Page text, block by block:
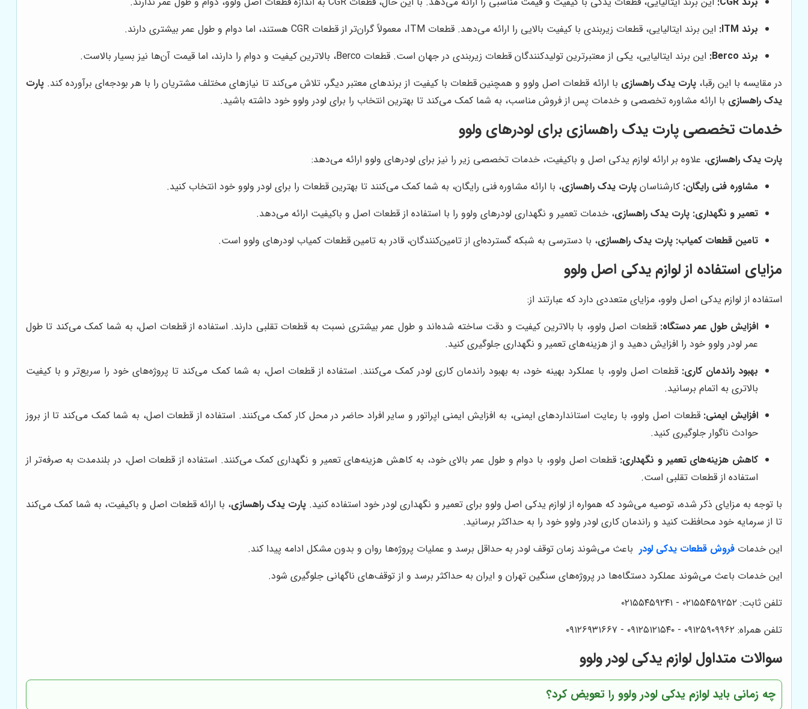
برند ITM:
این برند ایتالیایی، قطعات زیربندی با کیفیت بالایی را ارائه می‌دهد. قطعات ITM، معمولاً گران‌تر از قطعات CGR هستند، اما دوام و طول عمر بیشتری دارند.
برند Berco:
این برند ایتالیایی، یکی از معتبرترین تولیدکنندگان قطعات زیربندی در جهان است. قطعات Berco، بالاترین کیفیت و دوام را دارند، اما قیمت آن‌ها نیز بسیار بالاست.
در مقایسه با این رقبا،پارت یدک راهسازی با ارائه قطعات اصل ولوو و همچنین قطعات با کیفیت از برندهای معتبر دیگر، تلاش می‌کند تا نیازهای مختلف مشتریان را با هر بودجه‌ای برآورده کند.پارت
یدک راهسازی با ارائه مشاوره تخصصی و خدمات پس از فروش مناسب، به شما کمک می‌کند تا بهترین انتخاب را برای لودر ولوو خود داشته باشید.
خدمات تخصصی پارت یدک راهسازی برای لودرهای ولوو
پارت یدک راهسازی، علاوه بر ارائه لوازم یدکی اصل و باکیفیت، خدمات تخصصی زیر را نیز برای لودرهای ولوو ارائه می‌دهد:
مشاوره فنی رایگان: کارشناسان پارت یدک راهسازی، با ارائه مشاوره فنی رایگان، به شما کمک می‌کنند تا بهترین قطعات را برای لودر ولوو خود انتخاب کنید.
تعمیر و نگهداری: پارت یدک راهسازی، خدمات تعمیر و نگهداری لودرهای ولوو را با استفاده از قطعات اصل و باکیفیت ارائه می‌دهد.
تامین قطعات کمیاب: پارت یدک راهسازی، با دسترسی به شبکه گسترده‌ای از تامین‌کنندگان، قادر به تامین قطعات کمیاب لودرهای ولوو است.
مزایای استفاده از لوازم یدکی اصل ولوو
استفاده از لوازم یدکی اصل ولوو، مزایای متعددی دارد که عبارتند از:
افزایش طول عمر دستگاه: قطعات اصل ولوو، با بالاترین کیفیت و دقت ساخته شده‌اند و طول عمر بیشتری نسبت به قطعات تقلبی دارند. استفاده از قطعات اصل، به شما کمک می‌کند تا طول
عمر لودر ولوو خود را افزایش دهید و از هزینه‌های تعمیر و نگهداری جلوگیری کنید.
بهبود راندمان کاری: قطعات اصل ولوو، با عملکرد بهینه خود، به بهبود راندمان کاری لودر کمک می‌کنند. استفاده از قطعات اصل، به شما کمک می‌کند تا پروژه‌های خود را سریع‌تر و با کیفیت
بالاتری به اتمام برسانید.
افزایش ایمنی: قطعات اصل ولوو، با رعایت استانداردهای ایمنی، به افزایش ایمنی اپراتور و سایر افراد حاضر در محل کار کمک می‌کنند. استفاده از قطعات اصل، به شما کمک می‌کند تا از بروز
حوادث ناگوار جلوگیری کنید.
کاهش هزینه‌های تعمیر و نگهداری: قطعات اصل ولوو، با دوام و طول عمر بالای خود، به کاهش هزینه‌های تعمیر و نگهداری کمک می‌کنند. استفاده از قطعات اصل، در بلندمدت به صرفه‌تر از
استفاده از قطعات تقلبی است.
با توجه به مزایای ذکر شده، توصیه می‌شود که همواره از لوازم یدکی اصل ولوو برای تعمیر و نگهداری لودر خود استفاده کنید. پارت یدک راهسازی، با ارائه قطعات اصل و باکیفیت، به شما کمک می‌کند
تا از سرمایه خود محافظت کنید و راندمان کاری لودر ولوو خود را به حداکثر برسانید.
این خدمات فروش قطعات یدکی لودر باعث می‌شوند زمان توقف لودر به حداقل برسد و عملیات پروژه‌ها روان و بدون مشکل ادامه پیدا کند.
این خدمات باعث می‌شوند عملکرد دستگاه‌ها در پروژه‌های سنگین تهران و ایران به حداکثر برسد و از توقف‌های ناگهانی جلوگیری شود.
تلفن ثابت: ۰۲۱۵۵۴۵۹۲۵۲ - ۰۲۱۵۵۴۵۹۲۴۱
تلفن همراه: ۰۹۱۲۵۹۰۹۹۶۲ - ۰۹۱۲۵۱۲۱۵۴۰‌‌‌ - ۰۹۱۲۶۹۳۱۶۶۷
سوالات متداول لوازم یدکی لودر ولوو
چه زمانی باید لوازم یدکی لودر ولوو را تعویض کرد؟